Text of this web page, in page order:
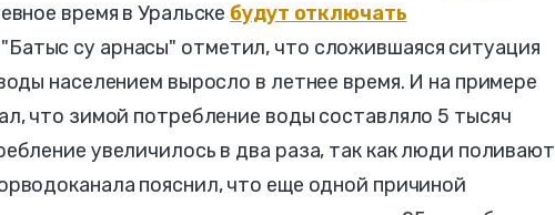
время в Уральске будут отключать
су арнасы" отметил, что сложившаяся ситуация
населением выросло в летнее время. И на примере
что зимой потребление воды составляло 5 тысяч
увеличилось в два раза, так как люди поливают
пояснил, что еще одной причиной